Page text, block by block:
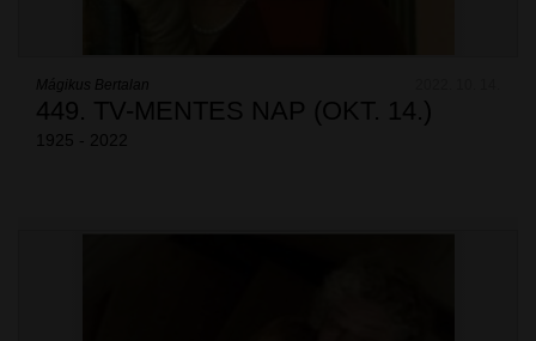
Mágikus Bertalan
449. TV-MENTES NAP (OKT. 14.)
1925 - 2022